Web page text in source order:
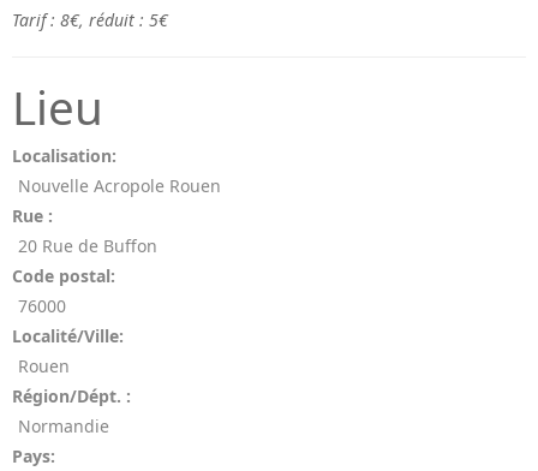
Tarif : 8€, réduit : 5€
Lieu
Localisation:
Nouvelle Acropole Rouen
Rue :
20 Rue de Buffon
Code postal:
76000
Localité/Ville:
Rouen
Région/Dépt. :
Normandie
Pays: